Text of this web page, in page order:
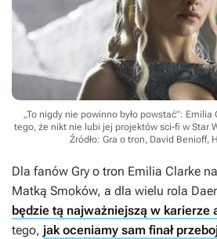
„To nigdy nie powinno było powstać”:
tego, że nikt nie lubi jej projektów sci-fi w Star
Źródło: Gra o tron, David Benioff,
Dla fanów Gry o tron Emilia Clarke
Matką Smoków, a dla wielu rola
będzie tą najważniejszą w karierze
tego, jak oceniamy sam finał